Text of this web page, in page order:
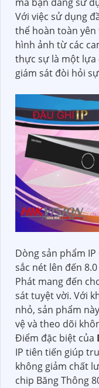
Với việc sử dụng
thể hoàn toàn
hình ảnh từ các
thực sự là một lựa
giám sát đòi hỏi
Dòng sản phẩm
sắc nét lên đến
Phát mang đến
sát tuyệt vời. Với
nhỏ, sản phẩm
vệ và theo dõi
Điểm đặc biệt của
IP tiên tiến giúp
không giảm chất
chip Băng Thông